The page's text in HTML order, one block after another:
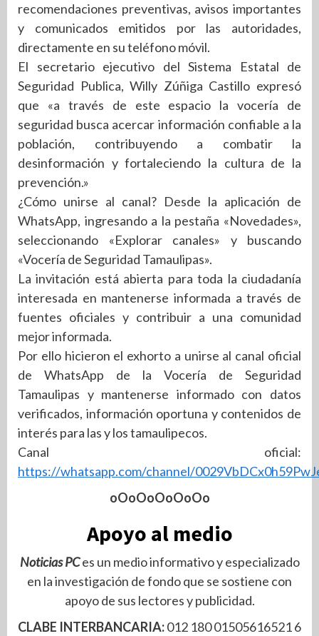
recomendaciones preventivas, avisos importantes
y comunicados emitidos por las autoridades,
directamente en su teléfono móvil.
El secretario ejecutivo del Sistema Estatal de
Seguridad Publica, Willy Zúñiga Castillo expresó
que «a través de este espacio la vocería de
seguridad busca acercar información confiable a la
población, contribuyendo a combatir la
desinformación y fortaleciendo la cultura de la
prevención.»
¿Cómo unirse al canal? Desde la aplicación de
WhatsApp, ingresando a la pestaña «Novedades»,
seleccionando «Explorar canales» y buscando
«Vocería de Seguridad Tamaulipas».
La invitación está abierta para toda la ciudadanía
interesada en mantenerse informada a través de
fuentes oficiales y contribuir a una comunidad
mejor informada.
Por ello hicieron el exhorto a unirse al canal oficial
de WhatsApp de la Vocería de Seguridad
Tamaulipas y mantenerse informado con datos
verificados, información oportuna y contenidos de
interés para las y los tamaulipecos.
Canal oficial:
https://whatsapp.com/channel/
oOoOoOoOoOo
Apoyo al medio
Noticias PCes un medio informativo y especializado
en la investigación de fondo que se sostiene con
apoyo de sus lectores y publicidad.
CLABE INTERBANCARIA:012 180 01505616521 6